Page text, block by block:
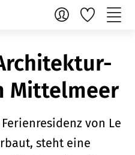
Mittelmeer
von Le
steht eine